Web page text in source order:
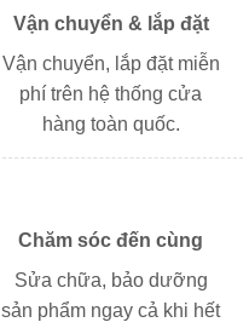
Vận chuyển & lắp đặt
Vận chuyển, lắp đặt miễn
phí trên hệ thống cửa
hàng toàn quốc.
Chăm sóc đến cùng
Sửa chữa, bảo dưỡng
sản phẩm ngay cả khi hết